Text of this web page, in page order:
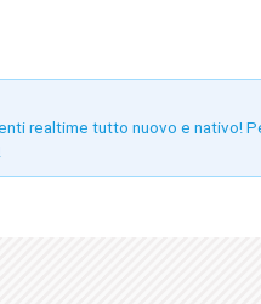
realtime tutto nuovo e nativo!